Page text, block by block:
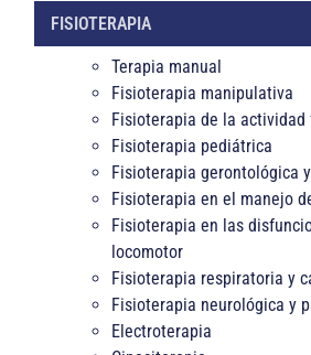
FISIOTERAPIA
Terapia manual
Fisioterapia manipulativa
Fisioterapia de la
Fisioterapia pediátrica
Fisioterapia gerontológica
Fisioterapia en el manejo
Fisioterapia en las
locomotor
Fisioterapia respiratoria y
Fisioterapia neurológica y
Electroterapia